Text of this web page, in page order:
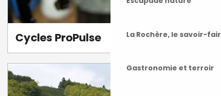
La Rochère, le savoir-
Gastronomie et terroir
Cycles ProPulse